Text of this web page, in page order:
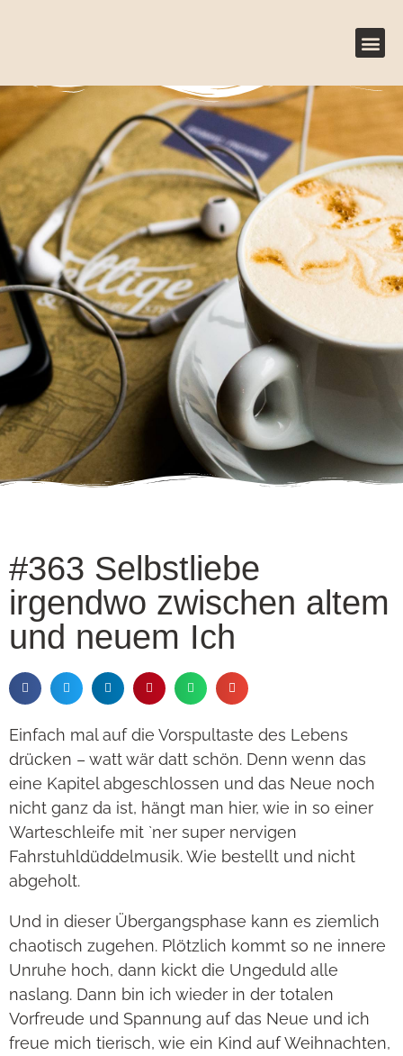
#363 Selbstliebe
irgendwo zwischen altem
und neuem Ich
Einfach mal auf die Vorspultaste des Lebens
drücken – watt wär datt schön. Denn wenn das
eine Kapitel abgeschlossen und das Neue noch
nicht ganz da ist, hängt man hier, wie in so einer
Warteschleife mit `ner super nervigen
Fahrstuhldüddelmusik. Wie bestellt und nicht
abgeholt.
Und in dieser Übergangsphase kann es ziemlich
chaotisch zugehen. Plötzlich kommt so ne innere
Unruhe hoch, dann kickt die Ungeduld alle
naslang. Dann bin ich wieder in der totalen
Vorfreude und Spannung auf das Neue und ich
freue mich tierisch, wie ein Kind auf Weihnachten,